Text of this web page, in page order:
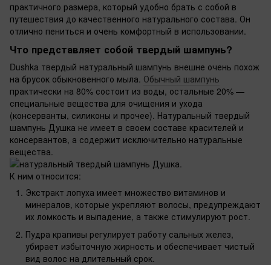
практичного размера, который удобно брать с собой в
путешествия до качественного натурального состава. Он
отлично пениться и очень комфортный в использовании.
Что представляет собой твердый шампунь?
Dushka твердый натуральный шампунь внешне очень похож
на брусок обыкновенного мыла. Обычный шампунь
практически на 80% состоит из воды, остальные 20% —
специальные вещества для очищения и ухода
(консерванты, силиконы и прочее). Натуральный твердый
шампунь Душка не имеет в своем составе красителей и
консервантов, а содержит исключительно натуральные
вещества.
К ним относится:
Экстракт лопуха имеет множество витаминов и
минералов, которые укрепляют волосы, предупреждают
их ломкость и выпадение, а также стимулируют рост.
Пудра крапивы регулирует работу сальных желез,
убирает избыточную жирность и обеспечивает чистый
вид волос на длительный срок.